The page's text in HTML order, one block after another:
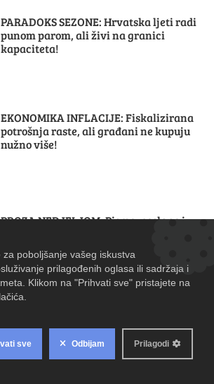
PARADOKS SEZONE: Hrvatska ljeti radi
punom parom, ali živi na granici
kapaciteta!
EKONOMIKA INFLACIJE: Fiskalizirana
potrošnja raste, ali građani ne kupuju
nužno više!
PROZA NEDJELJOM: Pismo, poslano iz
hrvatske arhitekture – 1/18